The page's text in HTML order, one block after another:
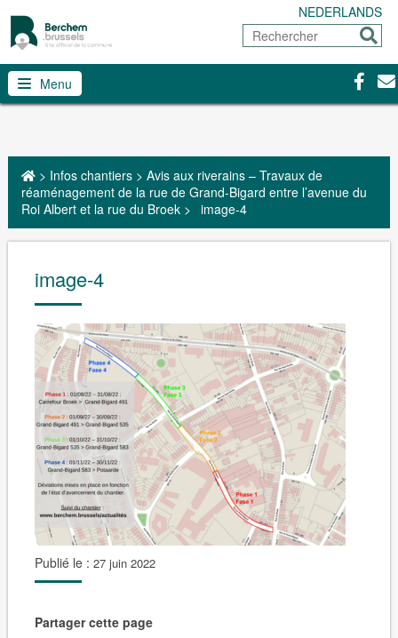
NEDERLANDS
Rechercher
Menu
> Infos chantiers> Avis aux riverains – Travaux de
réaménagement de la rue de Grand-Bigard entre l’avenue du
Roi Albert et la rue du Broek> image-4
image-4
Publié le : 27 juin 2022
Partager cette page